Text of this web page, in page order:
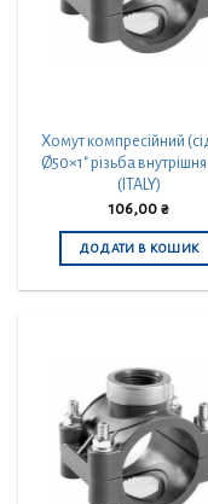
Хомут компресійний
Ø50×1″ різьба
(ITALY)
106,00 ₴
ДОДАТИ В КОШИК